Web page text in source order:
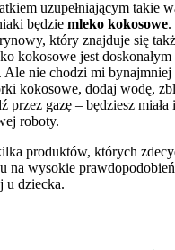
uzupełniającym takie
będzie mleko kokosowe.
który znajduje się
kokosowe jest
Ale nie chodzi mi bynajmniej
kokosowe, dodaj wodę,
przez gazę – będziesz
roboty.
produktów, których
na wysokie
u dziecka.